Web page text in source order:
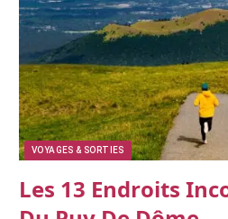
VOYAGES & SORTIES
Les 13 Endroits